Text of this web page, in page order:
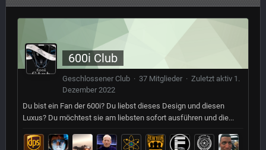
600i Club
Geschlossener Club · 37 Mitglieder · Zuletzt aktiv 1.
Dezember 2022
Du bist ein Fan der 600i? Du liebst dieses Design und diesen
Luxus? Du möchtest sie am liebsten sofort ausführen und die...